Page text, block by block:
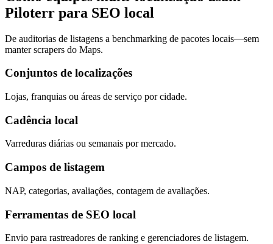
Piloterr para SEO local
De auditorias de listagens a benchmarking de pacotes locais—sem
manter scrapers do Maps.
Conjuntos de localizações
Lojas, franquias ou áreas de serviço por cidade.
Cadência local
Varreduras diárias ou semanais por mercado.
Campos de listagem
NAP, categorias, avaliações, contagem de avaliações.
Ferramentas de SEO local
Envio para rastreadores de ranking e gerenciadores de listagem.